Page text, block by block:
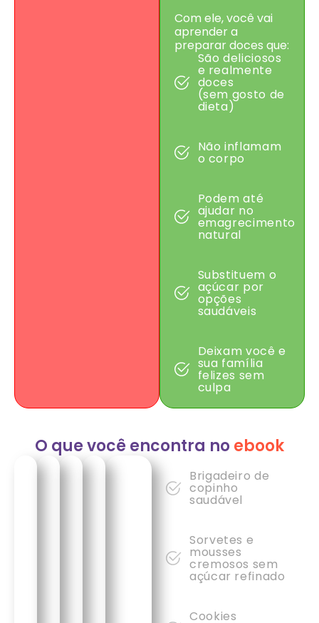
Com ele, você vai
aprender a
preparar doces que:
São deliciosos
e realmente
doces
(sem gosto de
dieta)
Não inflamam
o corpo
Podem até
ajudar no
emagrecimento
natural
Substituem o
açúcar por
opções
saudáveis
Deixam você e
sua família
felizes sem
culpa
O que você encontra no ebook
Brigadeiro de
copinho
saudável
Sorvetes e
mousses
cremosos sem
açúcar refinado
Cookies